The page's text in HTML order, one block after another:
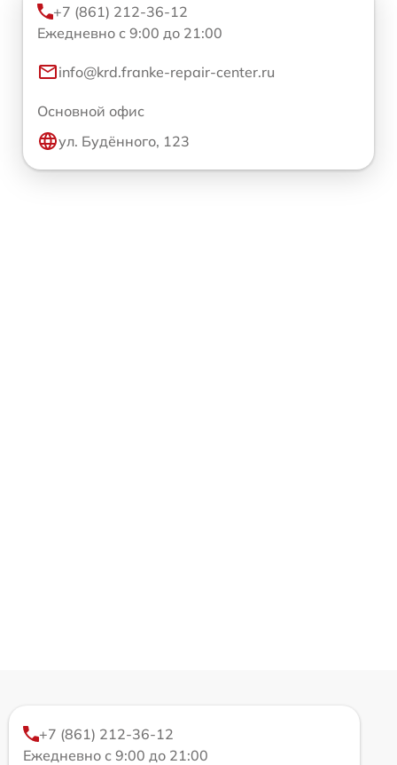
+7 (861) 212-36-12
Ежедневно с 9:00 до 21:00
info@krd.franke-repair-center.ru
Основной офис
ул. Будённого, 123
+7 (861) 212-36-12
Ежедневно с 9:00 до 21:00